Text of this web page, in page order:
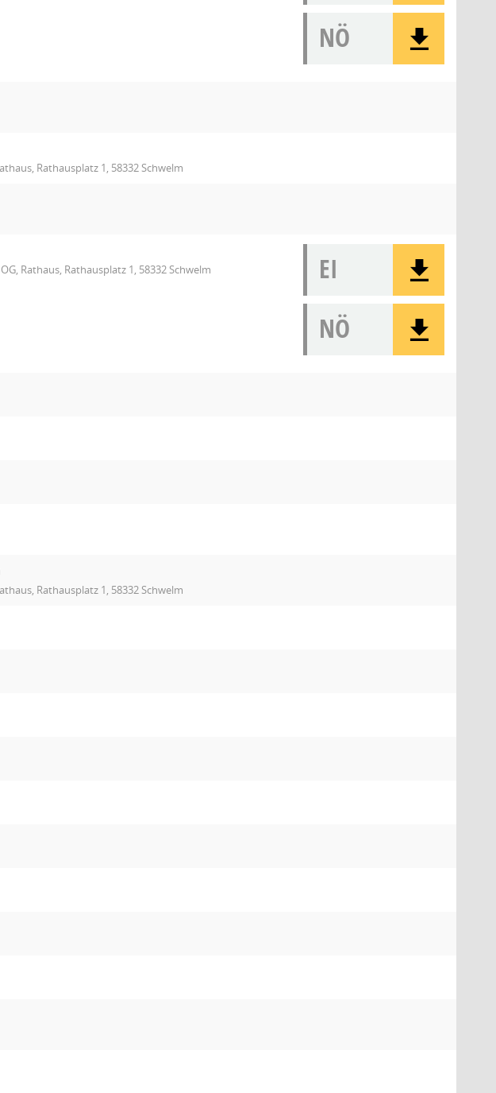
NÖ
Rathausplatz 1, 58332 Schwelm
Rathaus, Rathausplatz 1, 58332 Schwelm
EI
NÖ
Rathausplatz 1, 58332 Schwelm